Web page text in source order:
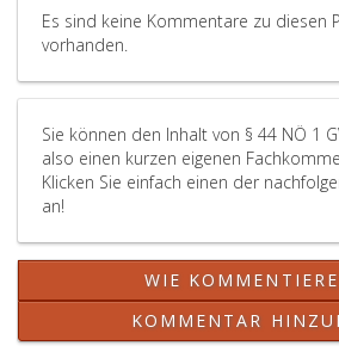
1990
2,,
4
6,
19)
Der
Beitritt
und
die
und
genehmigt.
Satzungsänderung
wird
am
2025
wirksam.
Es sind keine Kommentare zu diesen
vorhanden.
Sie können den Inhalt von § 44 NÖ 1
also einen kurzen eigenen
Klicken Sie einfach einen der
an!
WIE
KOMMENTAR